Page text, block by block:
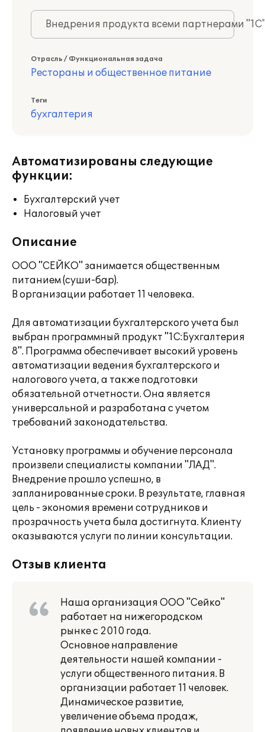
Внедрения продукта всеми партнерами
Отрасль / Функциональная задача
Рестораны и общественное питание
Теги
бухгалтерия
Автоматизированы следующие
функции:
Бухгалтерский учет
Налоговый учет
Описание
ООО "СЕЙКО" занимается общественным
питанием (суши-бар).
В организации работает 11 человека.
Для автоматизации бухгалтерского учета был
выбран программный продукт "1С:Бухгалтерия
8". Программа обеспечивает высокий уровень
автоматизации ведения бухгалтерского и
налогового учета, а также подготовки
обязательной отчетности. Она является
универсальной и разработана с учетом
требований законодательства.
Установку программы и обучение персонала
произвели специалисты компании "ЛАД".
Внедрение прошло успешно, в
запланированные сроки. В результате, главная
цель - экономия времени сотрудников и
прозрачность учета была достигнута. Клиенту
оказываются услуги по линии консультации.
Отзыв клиента
Наша организация ООО "Сейко"
работает на нижегородском
рынке с 2010 года.
Основное направление
деятельности нашей компании -
услуги общественного питания. В
организации работает 11 человек.
Динамическое развитие,
увеличение объема продаж,